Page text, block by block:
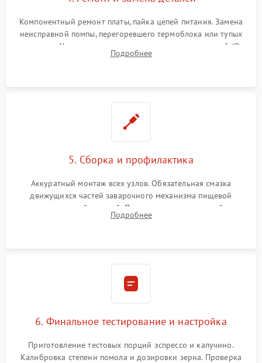
Компонентный ремонт платы, пайка цепей питания. Замена
неисправной помпы, перегоревшего термоблока или тупых
жерновов. Установка новых силиконовых уплотнителей (O-
ring) и тефлоновых трубок для надежного устранения
Подробнее
5. Сборка и профилактика
Аккуратный монтаж всех узлов. Обязательная смазка
движущихся частей заварочного механизма пищевой
силиконовой смазкой. Проведение программной
декальцинации и очистки системы от кофейных масел.
Подробнее
6. Финальное тестирование и настройка
Приготовление тестовых порций эспрессо и капучино.
Калибровка степени помола и дозировки зерна. Проверка